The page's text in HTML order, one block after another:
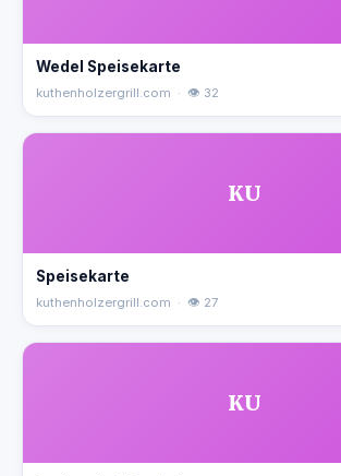
Wedel Speisekarte
kuthenholzergrill.com · 👁 32
KU
Speisekarte
kuthenholzergrill.com · 👁 27
KU